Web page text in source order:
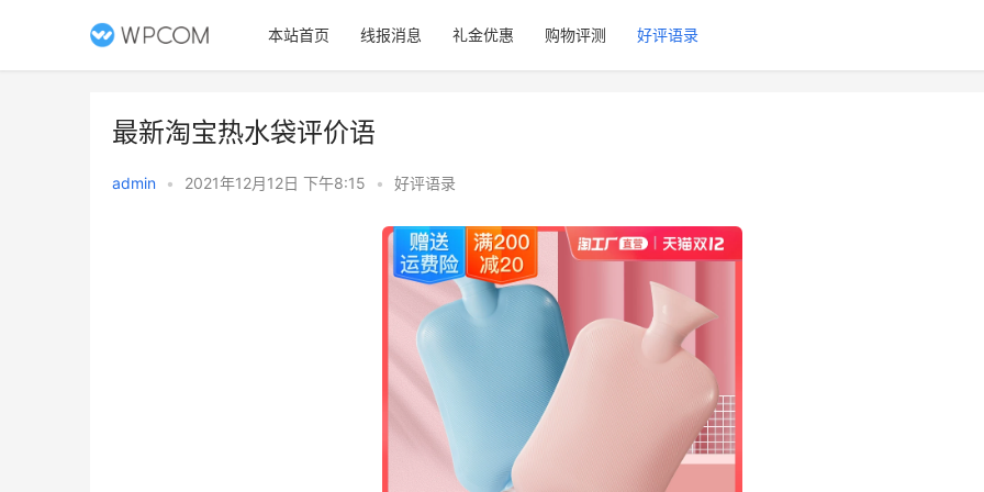
本站首页 线报消息 礼金优惠 购物评测 好评语录
最新淘宝热水袋评价语
admin • 2021年12月12日 下午8:15 • 好评语录